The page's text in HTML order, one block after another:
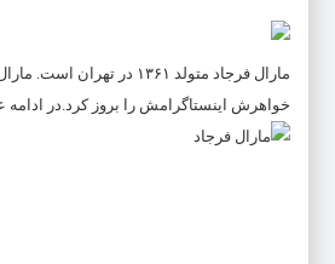
مارال فرجاد متولد
خواهرش اینستاگرامش را بروز کرد.در ادامه